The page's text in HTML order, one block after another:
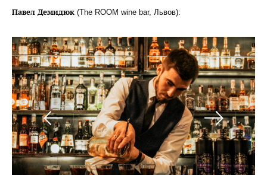
Павел Демидюк (The ROOM wine bar, Львов):